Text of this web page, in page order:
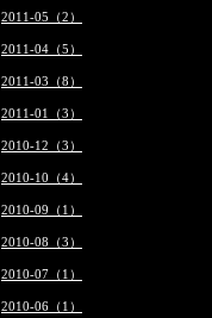
2011-05（2）
2011-04（5）
2011-03（8）
2011-01（3）
2010-12（3）
2010-10（4）
2010-09（1）
2010-08（3）
2010-07（1）
2010-06（1）